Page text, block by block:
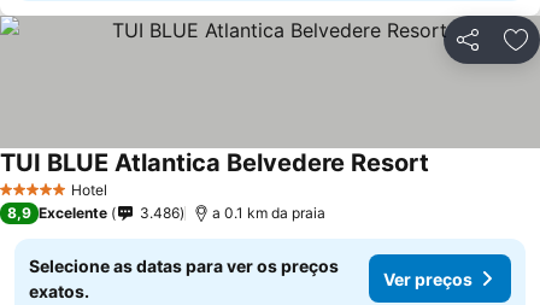
Partilhar
5 Estrelas Hotel
TUI BLUE Atlantica Belvedere Resort
8,9 Excelente 3.486 a 0.1 km da praia
Selecione as datas para ver os preços
exatos.
Ver preços